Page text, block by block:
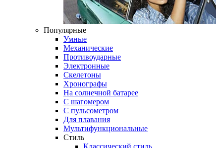
Популярные
Умные
Механические
Противоударные
Электронные
Скелетоны
Хронографы
На солнечной батарее
С шагомером
С пульсометром
Для плавания
Мультифункциональные
Стиль
Классический стиль